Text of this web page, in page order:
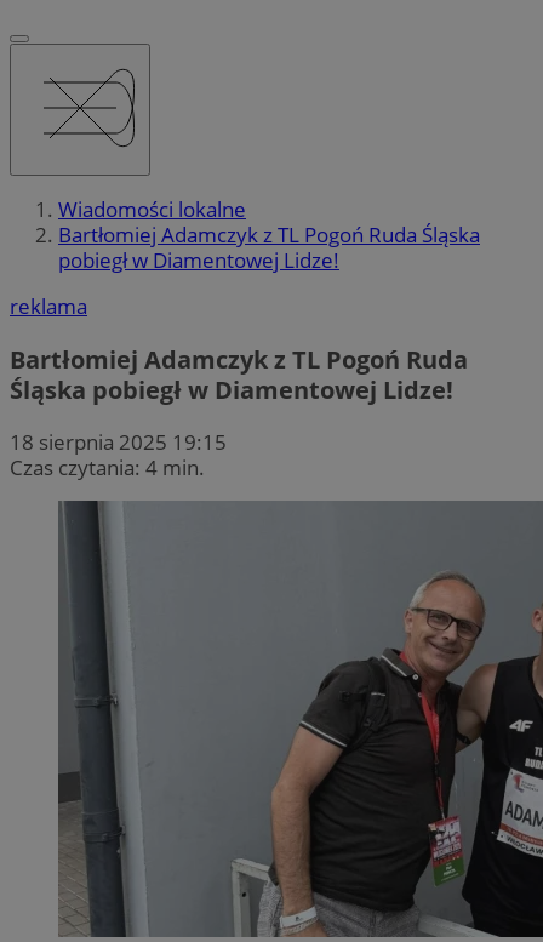
Wiadomości lokalne
Bartłomiej Adamczyk z TL Pogoń Ruda Śląska
pobiegł w Diamentowej Lidze!
reklama
Bartłomiej Adamczyk z TL Pogoń Ruda
Śląska pobiegł w Diamentowej Lidze!
18 sierpnia 2025 19:15
Czas czytania: 4 min.